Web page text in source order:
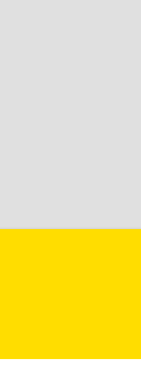
обл, Ялуторовский
г, Ленина ул, дом №